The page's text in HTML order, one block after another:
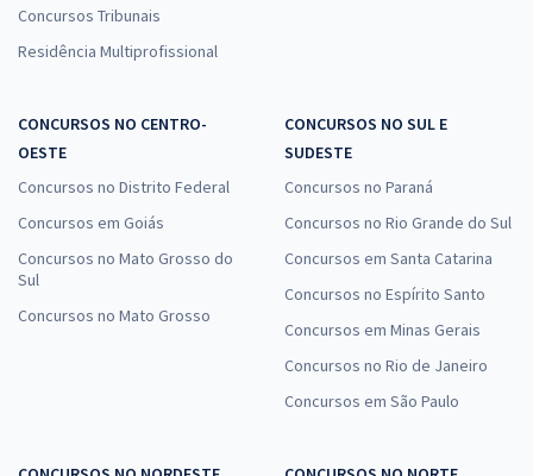
Concursos Tribunais
Residência Multiprofissional
CONCURSOS NO CENTRO-
OESTE
Concursos no Distrito Federal
Concursos em Goiás
Concursos no Mato Grosso do
Sul
Concursos no Mato Grosso
CONCURSOS NO SUL E
SUDESTE
Concursos no Paraná
Concursos no Rio Grande do Sul
Concursos em Santa Catarina
Concursos no Espírito Santo
Concursos em Minas Gerais
Concursos no Rio de Janeiro
Concursos em São Paulo